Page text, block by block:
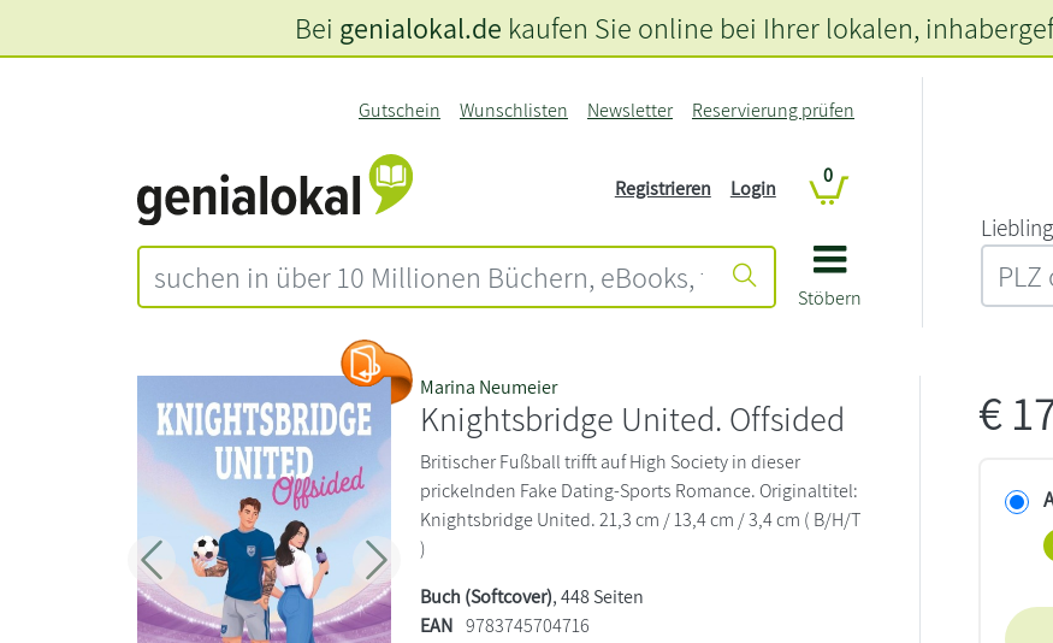
Stöbern
Gutschein Wunschlisten Newsletter Reservierung prüfen
Registrieren Login
0
Bei genialokal.de kaufen Sie online bei Ihrer lokalen,
Zurück Weiter
Marina Neumeier
Knightsbridge United. Offsided
Britischer Fußball trifft auf High Society in dieser
prickelnden Fake Dating-Sports Romance. Originaltitel:
Knightsbridge United. 21,3 cm / 13,4 cm / 3,4 cm ( B/H/T
)
Buch (Softcover), 448 Seiten
EAN 9783745704716
€